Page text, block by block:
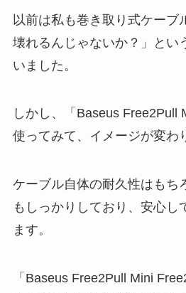
以前は私も巻き取り式ケーブ
壊れるんじゃないか？」とい
いました。
しかし、「Baseus Free2Pull
使ってみて、イメージが変わ
ケーブル自体の耐久性はもち
もしっかりしており、安心し
ます。
「Baseus Free2Pull Mini